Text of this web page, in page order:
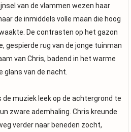
van de vlammen wezen haar
de inmiddels volle maan die hoog
De contrasten op het gazon
gespierde rug van de jonge tuinman
van Chris, badend in het warme
glans van de nacht.
muziek leek op de achtergrond te
zware ademhaling. Chris kreunde
verder naar beneden zocht,